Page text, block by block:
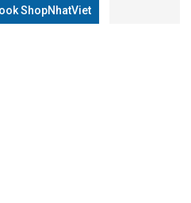
ShopNhatViet